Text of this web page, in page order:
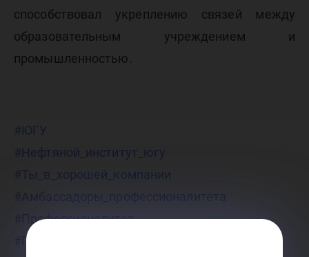
способствовал укреплению связей между
образовательным учреждением и
промышленностью.
#ЮГУ
#Нефтяной_институт_югу
#Ты_в_хорошей_компании
#Амбассадоры_профессионалитета
#Профессионалитет
#Профориентация